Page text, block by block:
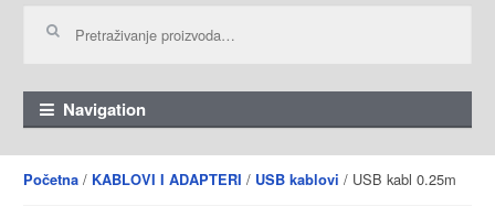
Navigation
Početna/ KABLOVI I ADAPTERI / USB kablovi / USB kabl 0.25m